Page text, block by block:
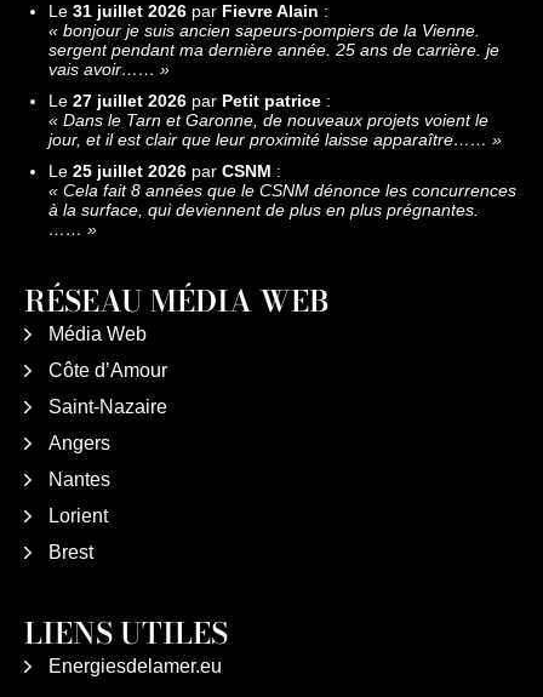
Le 31 juillet 2026 par Fievre Alain :
« bonjour je suis ancien sapeurs-pompiers de la Vienne.
sergent pendant ma dernière année. 25 ans de carrière. je
vais avoir…… »
Le 27 juillet 2026 par Petit patrice :
« Dans le Tarn et Garonne, de nouveaux projets voient le
jour, et il est clair que leur proximité laisse apparaître…… »
Le 25 juillet 2026 par CSNM :
« Cela fait 8 années que le CSNM dénonce les concurrences
à la surface, qui deviennent de plus en plus prégnantes.
…… »
RÉSEAU MÉDIA WEB
Média Web
Côte d’Amour
Saint-Nazaire
Angers
Nantes
Lorient
Brest
LIENS UTILES
Energiesdelamer.eu